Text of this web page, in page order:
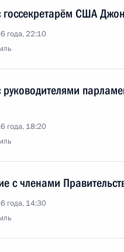
госсекретарём США
года, 22:10
руководителями
года, 18:20
с членами
года, 14:30